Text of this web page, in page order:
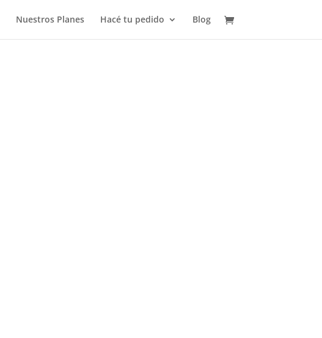
Nuestros Planes Hacé tu pedido Blog